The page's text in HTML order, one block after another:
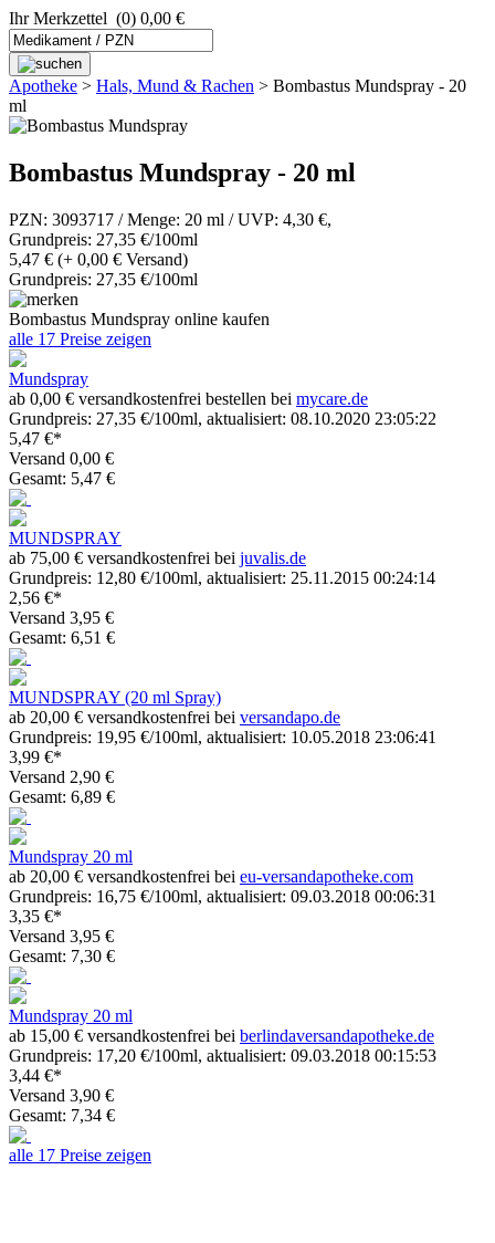
Ihr Merkzettel (0) 0,00 €
Apotheke > Hals, Mund & Rachen > Bombastus Mundspray - 20
ml
Bombastus Mundspray - 20 ml
PZN: 3093717 / Menge: 20 ml / UVP: 4,30 €,
Grundpreis: 27,35 €/100ml
5,47 € (+ 0,00 € Versand)
Grundpreis: 27,35 €/100ml
Bombastus Mundspray online kaufen
alle 17 Preise zeigen
Mundspray
ab 0,00 € versandkostenfrei bestellen bei mycare.de
Grundpreis: 27,35 €/100ml, aktualisiert: 08.10.2020 23:05:22
5,47 €*
Versand 0,00 €
Gesamt: 5,47 €
MUNDSPRAY
ab 75,00 € versandkostenfrei bei juvalis.de
Grundpreis: 12,80 €/100ml, aktualisiert: 25.11.2015 00:24:14
2,56 €*
Versand 3,95 €
Gesamt: 6,51 €
MUNDSPRAY (20 ml Spray)
ab 20,00 € versandkostenfrei bei versandapo.de
Grundpreis: 19,95 €/100ml, aktualisiert: 10.05.2018 23:06:41
3,99 €*
Versand 2,90 €
Gesamt: 6,89 €
Mundspray 20 ml
ab 20,00 € versandkostenfrei bei eu-versandapotheke.com
Grundpreis: 16,75 €/100ml, aktualisiert: 09.03.2018 00:06:31
3,35 €*
Versand 3,95 €
Gesamt: 7,30 €
Mundspray 20 ml
ab 15,00 € versandkostenfrei bei berlindaversandapotheke.de
Grundpreis: 17,20 €/100ml, aktualisiert: 09.03.2018 00:15:53
3,44 €*
Versand 3,90 €
Gesamt: 7,34 €
alle 17 Preise zeigen